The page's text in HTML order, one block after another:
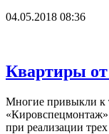
04.05.2018 08:36
Квартиры
Многие привыкли к
«Кировспецмонтаж»
при реализации